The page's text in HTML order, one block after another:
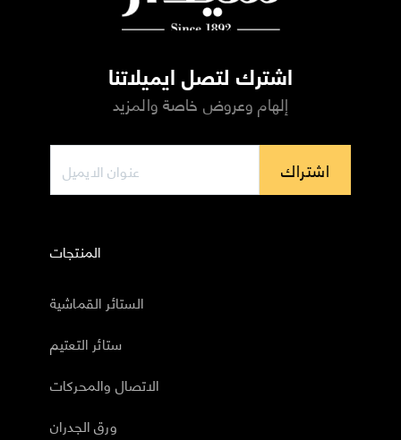
اشترك لتصل ايميلاتنا
إلهام وعروض خاصة والمزيد
اشتراك
المنتجات
الستائر القماشية
ستائر التعتيم
الاتصال والمحركات
ورق الجدران